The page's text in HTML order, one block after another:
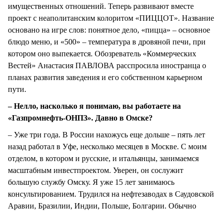
имущественных отношений. Теперь развивают вместе
проект с неаполитанским колоритом «ПИЦЦОТ». Название
основано на игре слов: понятное дело, «пицца» – основное
блюдо меню, и «500» – температура в дровяной печи, при
котором оно выпекается. Обозреватель «Коммерческих
Вестей» Анастасия ПАВЛОВА расспросила иностранца о
планах развития заведения и его собственном карьерном
пути.
– Нелло, насколько я понимаю, вы работаете на
«Газпромнефть-ОНПЗ». Давно в Омске?
– Уже три года. В России нахожусь еще дольше – пять лет
назад работал в Уфе, несколько месяцев в Москве. С моим
отделом, в котором и русские, и итальянцы, занимаемся
масштабным инвестпроектом. Уверен, он сослужит
большую службу Омску. Я уже 15 лет занимаюсь
консультированием. Трудился на нефтезаводах в Саудовской
Аравии, Бразилии, Индии, Польше, Болгарии. Обычно